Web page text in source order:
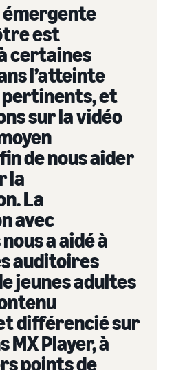
émergente
est
certaines
l’atteinte
pertinents, et
sur la vidéo
de nous aider
la
La
avec
a aidé à
auditoires
jeunes adultes
différencié sur
MX Player, à
points de